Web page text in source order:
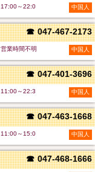
17:00～22:0 中国人
☎ 047-467-2173
営業時間不明 中国人
☎ 047-401-3696
11:00～22:3 中国人
☎ 047-463-1668
11:00～15:0 中国人
☎ 047-468-1666